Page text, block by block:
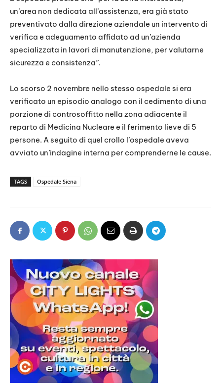
un’area non dedicata all’assistenza, era già stato
preventivato dalla direzione aziendale un intervento di
verifica e adeguamento affidato ad un’azienda
specializzata in lavori di manutenzione, per valutarne
sicurezza e consistenza”.
Lo scorso 2 novembre nello stesso ospedale si era
verificato un episodio analogo con il cedimento di una
porzione di controsoffitto nella zona adiacente il
reparto di Medicina Nucleare e il ferimento lieve di 5
persone. A seguito di quel crollo l’ospedale aveva
avviato un’indagine interna per comprenderne le cause.
TAGS Ospedale Siena